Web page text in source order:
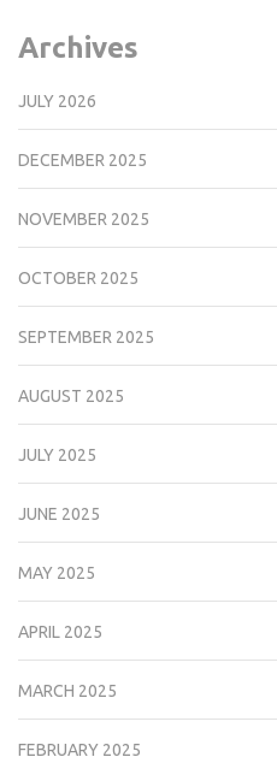
Archives
JULY 2026
DECEMBER 2025
NOVEMBER 2025
OCTOBER 2025
SEPTEMBER 2025
AUGUST 2025
JULY 2025
JUNE 2025
MAY 2025
APRIL 2025
MARCH 2025
FEBRUARY 2025